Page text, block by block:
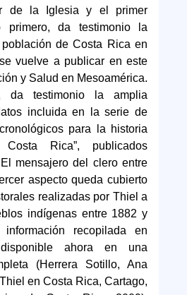
de la Iglesia y el primer
primero, da testimonio la
de Costa Rica en
vuelve a publicar en este
y Salud en Mesoamérica.
da testimonio la amplia
incluida en la serie de
para la historia
Rica”, publicados
mensajero del clero entre
aspecto queda cubierto
realizadas por Thiel a
indígenas entre 1882 y
recopilada en
ahora en una
(Herrera Sotillo, Ana
en Costa Rica, Cartago,